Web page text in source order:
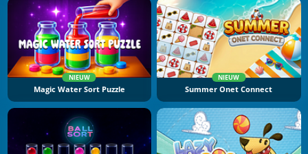
NIEUW
Magic Water Sort Puzzle
NIEUW
Summer Onet Connect